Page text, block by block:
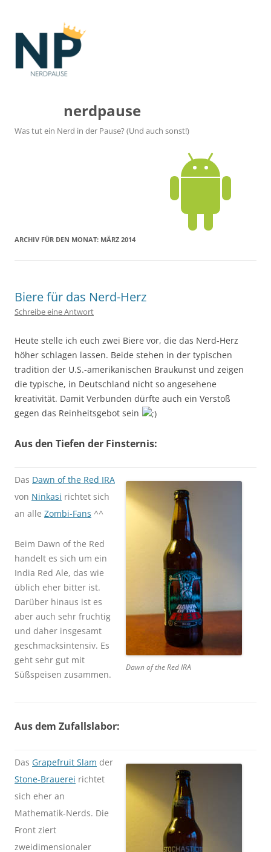
nerdpause
Was tut ein Nerd in der Pause? (Und auch sonst!)
ARCHIV FÜR DEN MONAT: MÄRZ 2014
Biere für das Nerd-Herz
Schreibe eine Antwort
Heute stelle ich euch zwei Biere vor, die das Nerd-Herz
höher schlagen lassen. Beide stehen in der typischen
tradition der U.S.-amerikanischen Braukunst und zeigen
die typische, in Deutschland nicht so angesehene
kreativität. Damit Verbunden dürfte auch ein Verstoß
gegen das Reinheitsgebot sein
Aus den Tiefen der Finsternis:
Das Dawn of the Red IRA
von Ninkasi richtet sich
an alle Zombi-Fans ^^
Beim Dawn of the Red
handelt es sich um ein
India Red Ale, das wie
üblich eher bitter ist.
Darüber hinaus ist es
aber auch sehr fruchtig
und daher insgesamt
geschmacksintensiv. Es
geht sehr gut mit
Süßspeisen zusammen.
Dawn of the Red IRA
Aus dem Zufallslabor:
Das Grapefruit Slam der
Stone-Brauerei richtet
sich eher an
Mathematik-Nerds. Die
Front ziert
zweidimensionaler